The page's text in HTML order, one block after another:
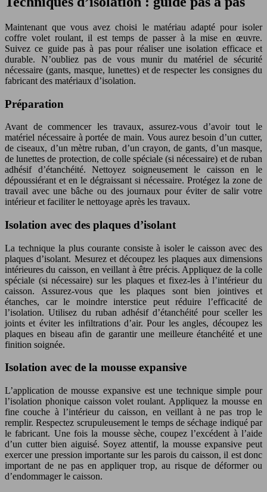
Maintenant que vous avez choisi le matériau adapté pour isoler
coffre volet roulant, il est temps de passer à la mise en œuvre.
Suivez ce guide pas à pas pour réaliser une isolation efficace et
durable. N’oubliez pas de vous munir du matériel de sécurité
nécessaire (gants, masque, lunettes) et de respecter les consignes du
fabricant des matériaux d’isolation.
Préparation
Avant de commencer les travaux, assurez-vous d’avoir tout le
matériel nécessaire à portée de main. Vous aurez besoin d’un cutter,
de ciseaux, d’un mètre ruban, d’un crayon, de gants, d’un masque,
de lunettes de protection, de colle spéciale (si nécessaire) et de ruban
adhésif d’étanchéité. Nettoyez soigneusement le caisson en le
dépoussiérant et en le dégraissant si nécessaire. Protégez la zone de
travail avec une bâche ou des journaux pour éviter de salir votre
intérieur et faciliter le nettoyage après les travaux.
Isolation avec des plaques d’isolant
La technique la plus courante consiste à isoler le caisson avec des
plaques d’isolant. Mesurez et découpez les plaques aux dimensions
intérieures du caisson, en veillant à être précis. Appliquez de la colle
spéciale (si nécessaire) sur les plaques et fixez-les à l’intérieur du
caisson. Assurez-vous que les plaques sont bien jointives et
étanches, car le moindre interstice peut réduire l’efficacité de
l’isolation. Utilisez du ruban adhésif d’étanchéité pour sceller les
joints et éviter les infiltrations d’air. Pour les angles, découpez les
plaques en biseau afin de garantir une meilleure étanchéité et une
finition soignée.
Isolation avec de la mousse expansive
L’application de mousse expansive est une technique simple pour
l’isolation phonique caisson volet roulant. Appliquez la mousse en
fine couche à l’intérieur du caisson, en veillant à ne pas trop le
remplir. Respectez scrupuleusement le temps de séchage indiqué par
le fabricant. Une fois la mousse sèche, coupez l’excédent à l’aide
d’un cutter bien aiguisé. Soyez attentif, la mousse expansive peut
exercer une pression importante sur les parois du caisson, il est donc
important de ne pas en appliquer trop, au risque de déformer ou
d’endommager le caisson.